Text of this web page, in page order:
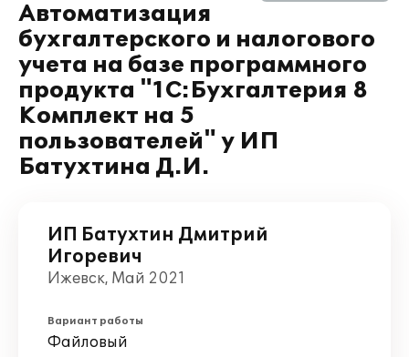
Автоматизация
бухгалтерского и налогового
учета на базе программного
продукта "1С:Бухгалтерия 8
Комплект на 5
пользователей" у ИП
Батухтина Д.И.
ИП Батухтин Дмитрий
Игоревич
Ижевск, Май 2021
Вариант работы
Файловый